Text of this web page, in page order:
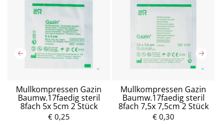
Mullkompressen Gazin
Baumw.17faedig steril
8fach 5x 5cm 2 Stück
€ 0,25
Mullkompressen Gazin
Baumw.17faedig steril
8fach 7,5x 7,5cm 2 Stück
€ 0,30
P